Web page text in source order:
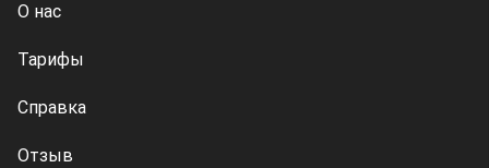
О нас
Тарифы
Справка
Отзыв